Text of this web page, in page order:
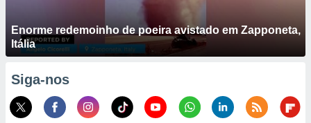
Enorme redemoinho de poeira avistado em Zapponeta,
Itália
Siga-nos